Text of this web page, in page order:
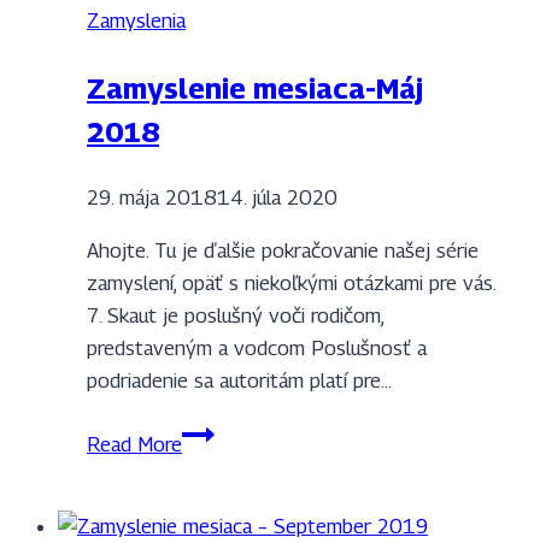
Zamyslenia
Zamyslenie mesiaca-Máj
2018
29. mája 201814. júla 2020
Ahojte. Tu je ďalšie pokračovanie našej série
zamyslení, opäť s niekoľkými otázkami pre vás.
7. Skaut je poslušný voči rodičom,
predstaveným a vodcom Poslušnosť a
podriadenie sa autoritám platí pre…
Read MoreZamyslenie
2018